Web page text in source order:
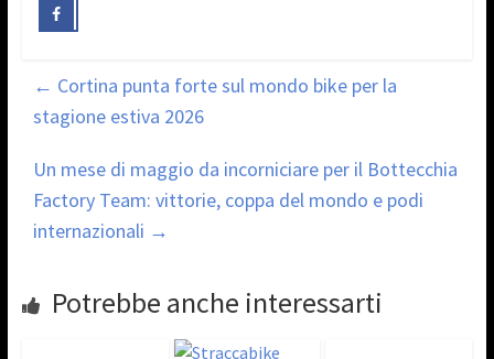
← Cortina punta forte sul mondo bike per la
stagione estiva 2026
Un mese di maggio da incorniciare per il Bottecchia
Factory Team: vittorie, coppa del mondo e podi
internazionali →
Potrebbe anche interessarti